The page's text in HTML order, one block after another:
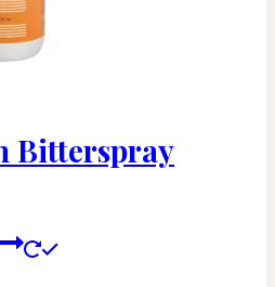
Bitterspray